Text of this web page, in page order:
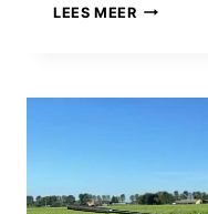
LEES MEER